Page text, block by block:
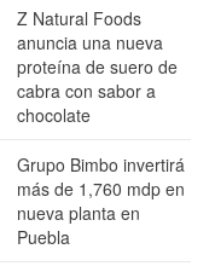
Z Natural Foods
anuncia una nueva
proteína de suero de
cabra con sabor a
chocolate
Grupo Bimbo invertirá
más de 1,760 mdp en
nueva planta en
Puebla